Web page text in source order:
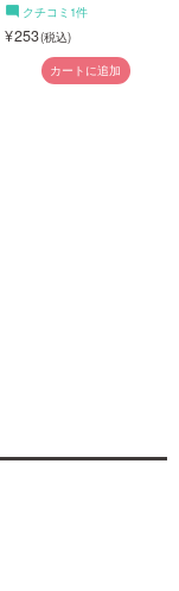
クチコミ1件
253
カートに追加